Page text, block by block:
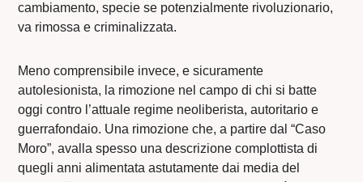
cambiamento, specie se potenzialmente rivoluzionario,
va rimossa e criminalizzata.
Meno comprensibile invece, e sicuramente
autolesionista, la rimozione nel campo di chi si batte
oggi contro l’attuale regime neoliberista, autoritario e
guerrafondaio. Una rimozione che, a partire dal “Caso
Moro”, avalla spesso una descrizione complottista di
quegli anni alimentata astutamente dai media del